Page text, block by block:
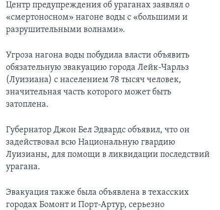
Центр предупреждения об ураганах заявлял о
«смертоносном» нагоне воды с «большими и
разрушительными волнами».
Угроза нагона воды побудила власти объявить
обязательную эвакуацию города Лейк-Чарльз
(Луизиана) с населением 78 тысяч человек,
значительная часть которого может быть
затоплена.
Губернатор Джон Бел Эдвардс объявил, что он
задействовал всю Национальную гвардию
Луизианы, для помощи в ликвидации последствий
урагана.
Эвакуация также была объявлена в техасских
городах Бомонт и Порт-Артур, серьезно